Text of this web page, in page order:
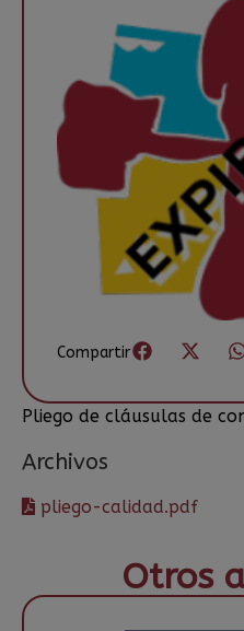
Compartir
Pliego de cláusulas de
Archivos
pliego-calidad.pdf
Otros